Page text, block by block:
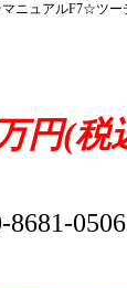
ニュアルF7☆ツ
円(税
0506